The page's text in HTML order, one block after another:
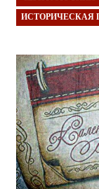
ИСТОРИЧЕСКАЯ